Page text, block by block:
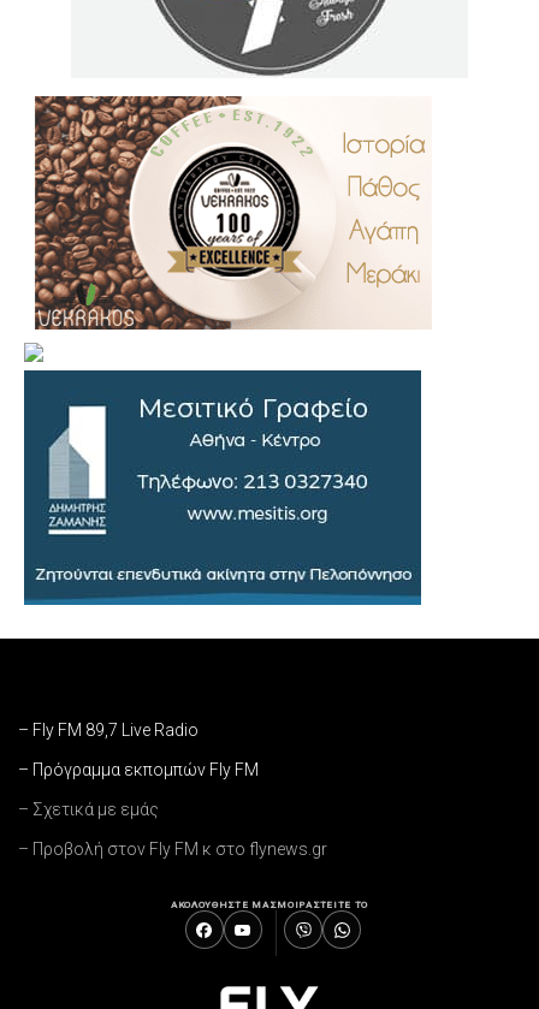
– Fly FM 89,7 Live Radio
– Πρόγραμμα εκπομπών Fly FM
– Σχετικά με εμάς
– Προβολή στον Fly FM κ στο flynews.gr
ΑΚΟΛΟΥΘΗΣΤΕ ΜΑΣΜΟΙΡΑΣΤΕΙΤΕ ΤΟ